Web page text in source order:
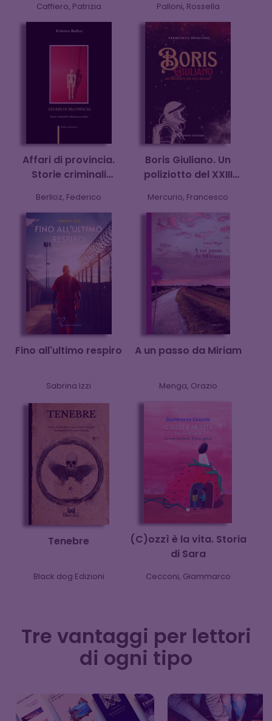
Caffiero, Patrizia Palloni, Rossella
Affari di provincia.
Storie criminali
Berlioz, Federico
Boris Giuliano. Un
poliziotto del XXIII
Mercurio, Francesco
Fino all'ultimo respiro
Sabrina Izzi
A un passo da Miriam
Menga, Orazio
Tenebre
Black dog Edizioni
(C)ozzì è la vita. Storia
di Sara
Cecconi, Giammarco
Tre vantaggi per lettori
di ogni tipo